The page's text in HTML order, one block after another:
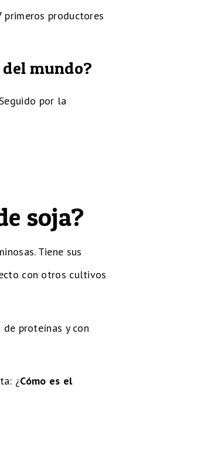
productores
del mundo?
por la
soja?
Tiene sus
con otros cultivos
proteínas y con
¿Cómo es el